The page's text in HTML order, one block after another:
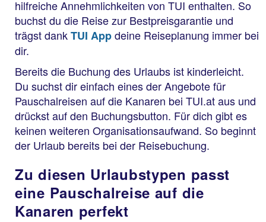
hilfreiche Annehmlichkeiten von TUI enthalten. So
buchst du die Reise zur Bestpreisgarantie und
trägst dankTUI Appdeine Reiseplanung immer bei
dir.
Bereits die Buchung des Urlaubs ist kinderleicht.
Du suchst dir einfach eines der Angebote für
Pauschalreisen auf die Kanaren bei TUI.at aus und
drückst auf den Buchungsbutton. Für dich gibt es
keinen weiteren Organisationsaufwand. So beginnt
der Urlaub bereits bei der Reisebuchung.
Zu diesen Urlaubstypen passt
eine Pauschalreise auf die
Kanaren perfekt